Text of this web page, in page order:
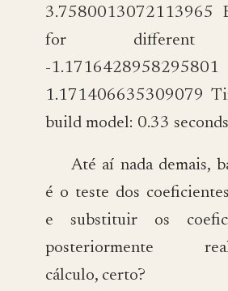
3.7580013072113965
for different
-1.1716428958295801
1.171406635309079
build model: 0.33 seconds
Até aí nada demais,
é o teste dos
e substituir os
posteriormente
cálculo, certo?